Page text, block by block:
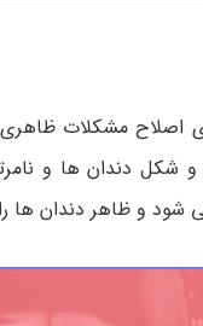
اصلاح مشکلات
شکل دندان ها و
شود و ظاهر دندان ها